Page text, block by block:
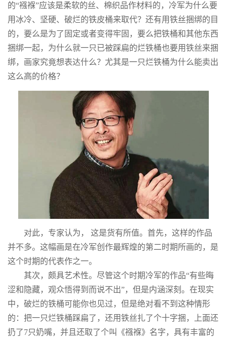
的“襁褓”应该是柔软的丝、棉织品作材料的，冷军为什么要
用冰冷、坚硬、破烂的铁皮桶来取代？还有用铁丝捆绑的目
的，要么是为了固定或者变得牢固，要么把铁桶和其他东西
捆绑一起，为什么就一只已被踩扁的烂铁桶也要用铁丝来捆
绑，画家究竟想表达什么？尤其是一只烂铁桶为什么能卖出
这么高的价格？
对此，专家认为， 这是货有所值。首先，这样的作品
并不多。这幅画是在冷军创作最辉煌的第二时期所画的，是
这个时期的代表作之一。
其次，颇具艺术性。尽管这个时期冷军的作品“有些晦
涩和隐藏，观众悟得到而说不出”，但是内涵深刻。在现实
中，破烂的铁桶可能你也见过，但是绝对看不到这种情形
的：把一只烂铁桶踩扁了，还用铁丝扎了个十字捆，上面还
扔了7只奶嘴，并且还取了个叫《襁褓》名字，具有丰富的